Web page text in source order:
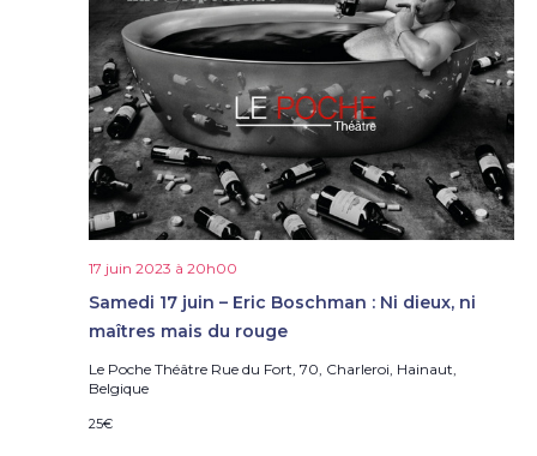
Samedi 17 juin – Eric Boschman : Ni dieux, ni
maîtres mais du rouge
17 juin 2023 à 20h00
Le Poche Théâtre Rue du Fort, 70, Charleroi, Hainaut,
Belgique
25€